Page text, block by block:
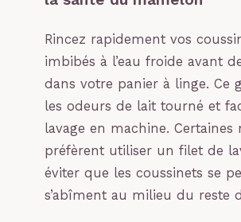
Rincez rapidement vos
imbibés à l’eau froide avant
dans votre panier à linge. Ce
les odeurs de lait tourné et
lavage en machine. Certaines
préfèrent utiliser un filet de
éviter que les coussinets se
s’abîment au milieu du reste